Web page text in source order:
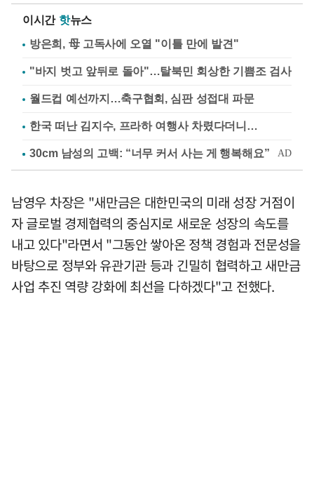
이시간 핫뉴스
방은희, 母 고독사에 오열 "이틀 만에 발견"
"바지 벗고 앞뒤로 돌아"…탈북민 회상한 기쁨조 검사
월드컵 예선까지…축구협회, 심판 성접대 파문
한국 떠난 김지수, 프라하 여행사 차렸다더니…
남영우 차장은 "새만금은 대한민국의 미래 성장 거점이
자 글로벌 경제협력의 중심지로 새로운 성장의 속도를
내고 있다"라면서 "그동안 쌓아온 정책 경험과 전문성을
바탕으로 정부와 유관기관 등과 긴밀히 협력하고 새만금
사업 추진 역량 강화에 최선을 다하겠다"고 전했다.